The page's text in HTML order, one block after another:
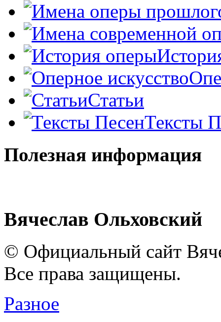
Статьи
Тексты
Полезная информация
Вячеслав Ольховский
© Официальный сайт
Все права защищены.
Разное